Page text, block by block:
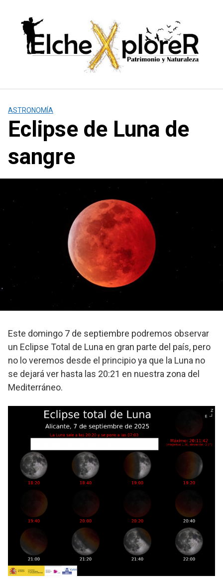
contenido
ASTRONOMÍA
Eclipse de Luna de
sangre
Este domingo 7 de septiembre podremos observar
un Eclipse Total de Luna en gran parte del país, pero
no lo veremos desde el principio ya que la Luna no
se dejará ver hasta las 20:21 en nuestra zona del
Mediterráneo.